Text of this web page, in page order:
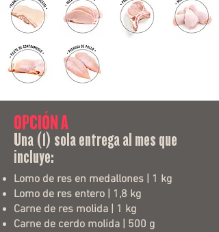
OPCIÓN A
Una (1) sola entrega al mes que
incluye:
Lomo de res en medallones | 1 kg
Lomo de res entero | 1,8 kg
Carne de res molida | 1 kg
Carne de cerdo molida | 500 g